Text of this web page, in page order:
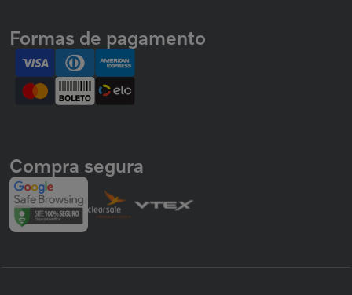
Formas de pagamento
Compra segura